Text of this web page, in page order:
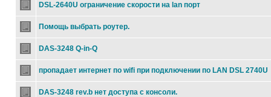
DSL-2640U ограничение скорости на lan порт
Помощь выбрать роутер.
DAS-3248 Q-in-Q
пропадает интернет по wifi при подключении по LAN DSL 2740U
DAS-3248 rev.b нет доступа с консоли.